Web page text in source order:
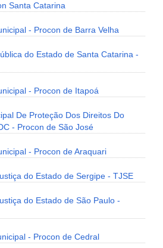
Santa Catarina
- Procon de Barra Velha
do Estado de Santa Catarina -
- Procon de Itapoá
De Proteção Dos Direitos Do
- Procon de São José
- Procon de Araquari
do Estado de Sergipe - TJSE
do Estado de São Paulo -
- Procon de Cedral